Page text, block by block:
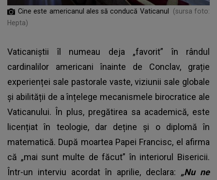
Cine este americanul ales să conducă Vaticanul
(sursa foto:
Hepta)
Vaticaniștii îl numeau deja „favorit” în rândul
cardinalilor americani înainte de Conclav, grație
experienței sale pastorale vaste, viziunii sale globale
și abilității de a înțelege mecanismele birocratice ale
Vaticanului. În plus, pregătirea sa academică, este
licențiat în teologie, dar deține și o diplomă în
matematică. După moartea Papei Francisc, el afirma
că „mai sunt multe de făcut” în interiorul Bisericii.
Într-un interviu acordat în aprilie, declara: „Nu ne